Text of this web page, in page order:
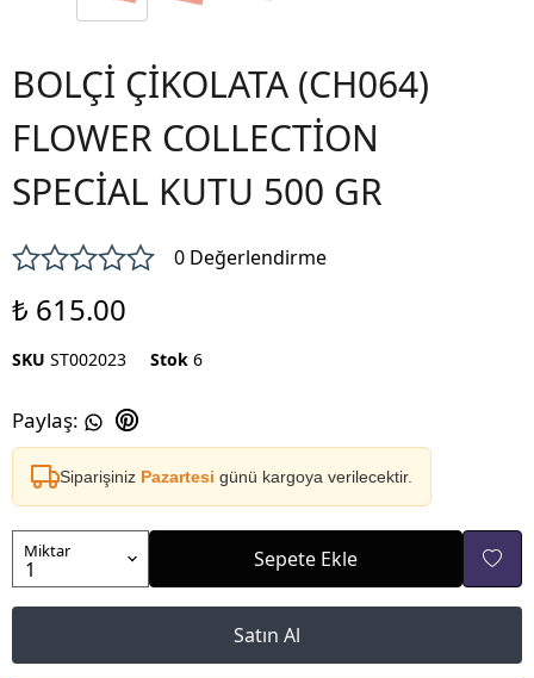
BOLÇİ ÇİKOLATA (CH064)
FLOWER COLLECTİON
SPECİAL KUTU 500 GR
0 Değerlendirme
₺ 615.00
SKU ST002023 Stok 6
Paylaş:
Siparişiniz Pazartesi günü kargoya verilecektir.
Miktar Sepete Ekle
Satın Al